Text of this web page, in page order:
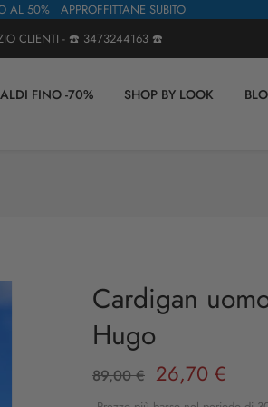
AL 50% APPROFFITTANE SUBITO
CLIENTI - ☎️ 3473244163 ☎️
FINO -70% SHOP BY LOOK
Cardigan
Hugo
89,00 € 26,70 €